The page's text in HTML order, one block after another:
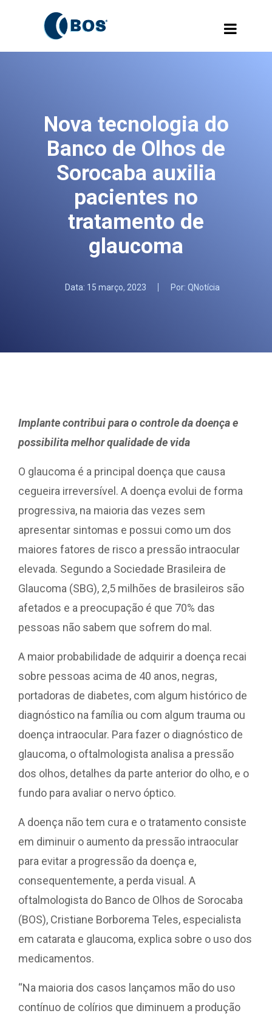
Nova tecnologia do
Banco de Olhos de
Sorocaba auxilia
pacientes no
tratamento de
glaucoma
Data: 15 março, 2023 Por: QNotícia
Implante contribui para o controle da doença e
possibilita melhor qualidade de vida
O glaucoma é a principal doença que causa
cegueira irreversível. A doença evolui de forma
progressiva, na maioria das vezes sem
apresentar sintomas e possui como um dos
maiores fatores de risco a pressão intraocular
elevada. Segundo a Sociedade Brasileira de
Glaucoma (SBG), 2,5 milhões de brasileiros são
afetados e a preocupação é que 70% das
pessoas não sabem que sofrem do mal.
A maior probabilidade de adquirir a doença recai
sobre pessoas acima de 40 anos, negras,
portadoras de diabetes, com algum histórico de
diagnóstico na família ou com algum trauma ou
doença intraocular. Para fazer o diagnóstico de
glaucoma, o oftalmologista analisa a pressão
dos olhos, detalhes da parte anterior do olho, e o
fundo para avaliar o nervo óptico.
A doença não tem cura e o tratamento consiste
em diminuir o aumento da pressão intraocular
para evitar a progressão da doença e,
consequentemente, a perda visual. A
oftalmologista do Banco de Olhos de Sorocaba
(BOS), Cristiane Borborema Teles, especialista
em catarata e glaucoma, explica sobre o uso dos
medicamentos.
“Na maioria dos casos lançamos mão do uso
contínuo de colírios que diminuem a produção